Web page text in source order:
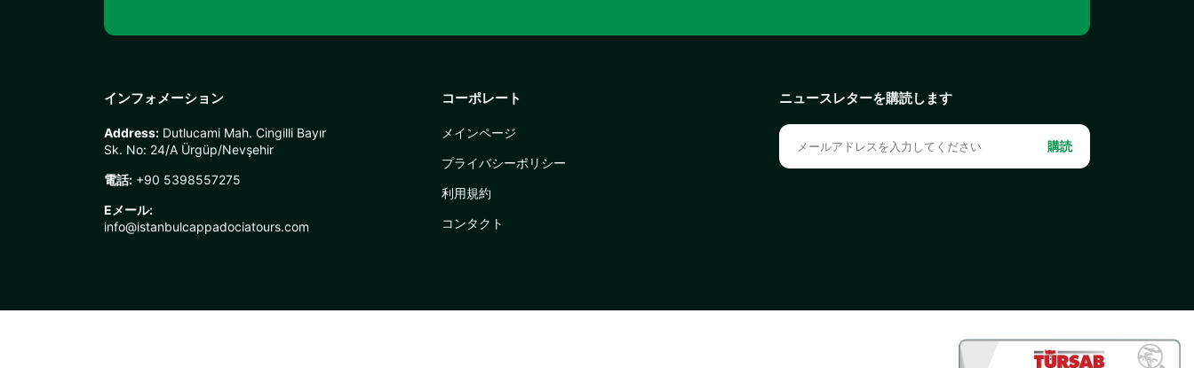
インフォメーション
Address: Dutlucami Mah. Cingilli Bayır
Sk. No: 24/A Ürgüp/Nevşehir
電話: +90 5398557275
Eメール:
info@istanbulcappadociatours.com
コーポレート
メインページ
プライバシーポリシー
利用規約
コンタクト
ニュースレターを購読します
購読